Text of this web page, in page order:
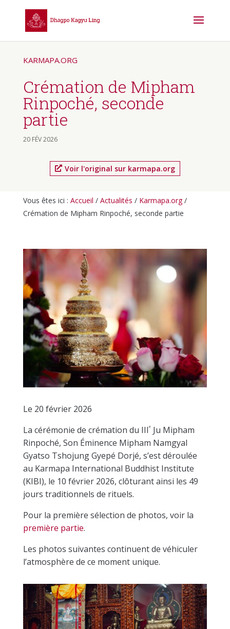
KARMAPA.ORG
Crémation de Mipham
Rinpoché, seconde
partie
20 FÉV 2026
Voir l'original sur karmapa.org
Vous êtes ici : Accueil / Actualités / Karmapa.org/
Crémation de Mipham Rinpoché, seconde partie
Le 20 février 2026
La cérémonie de crémation du IIIᵉJu Mipham
Rinpoché, Son Éminence Mipham Namgyal
Gyatso Tshojung Gyepé Dorjé, s’est déroulée
au Karmapa International Buddhist Institute
(KIBI), le 10 février 2026, clôturant ainsi les 49
jours traditionnels de rituels.
Pour la première sélection de photos, voir la
première partie.
Les photos suivantes continuent de véhiculer
l’atmosphère de ce moment unique.